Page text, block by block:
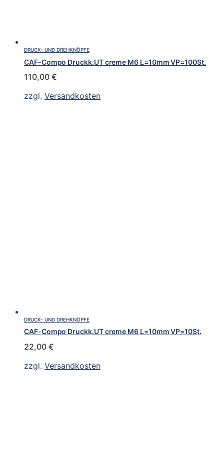
DRUCK- UND DREHKNÖPFE
CAF-Compo Druckk.UT creme M6 L=10mm VP=100St.
110,00 €
zzgl. Versandkosten
DRUCK- UND DREHKNÖPFE
CAF-Compo Druckk.UT creme M6 L=10mm VP=10St.
22,00 €
zzgl. Versandkosten